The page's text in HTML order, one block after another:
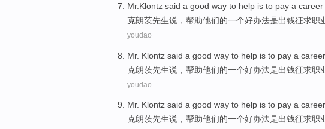
Mr.Klontz said a good way to help is to pay a career
克朗茨先生说 ， 帮助他们的一个好办法是出钱征求职
youdao
Mr. Klontz said a good way to help is to pay a career
克朗茨先生说 ， 帮助他们的一个好办法是出钱征求职
youdao
Mr. Klontz said a good way to help is to pay a career
克朗茨先生说 ， 帮助他们的一个好办法是出钱征求职